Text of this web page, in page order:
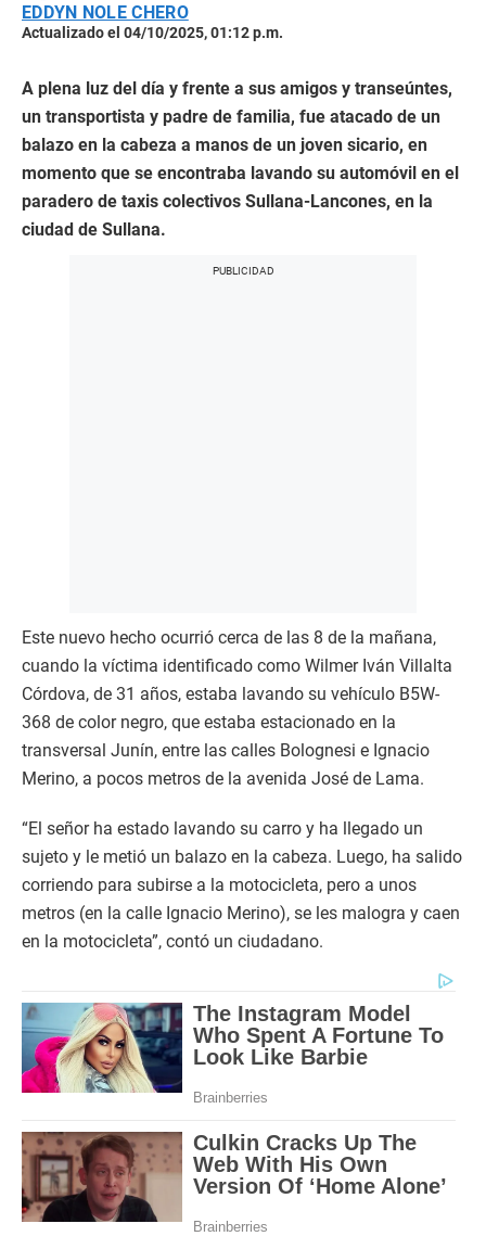
EDDYN NOLE CHERO
Actualizado el 04/10/2025, 01:12 p.m.
A plena luz del día y frente a sus amigos y transeúntes,
un transportista y padre de familia, fue atacado de un
balazo en la cabeza a manos de un joven sicario, en
momento que se encontraba lavando su automóvil en el
paradero de taxis colectivos Sullana-Lancones, en la
ciudad de Sullana.
Este nuevo hecho ocurrió cerca de las 8 de la mañana,
cuando la víctima identificado como Wilmer Iván Villalta
Córdova, de 31 años, estaba lavando su vehículo B5W-
368 de color negro, que estaba estacionado en la
transversal Junín, entre las calles Bolognesi e Ignacio
Merino, a pocos metros de la avenida José de Lama.
“El señor ha estado lavando su carro y ha llegado un
sujeto y le metió un balazo en la cabeza. Luego, ha salido
corriendo para subirse a la motocicleta, pero a unos
metros (en la calle Ignacio Merino), se les malogra y caen
en la motocicleta”, contó un ciudadano.